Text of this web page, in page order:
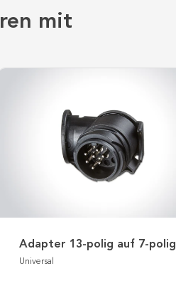
mit
Adapter 13-polig auf 7-polig
Universal